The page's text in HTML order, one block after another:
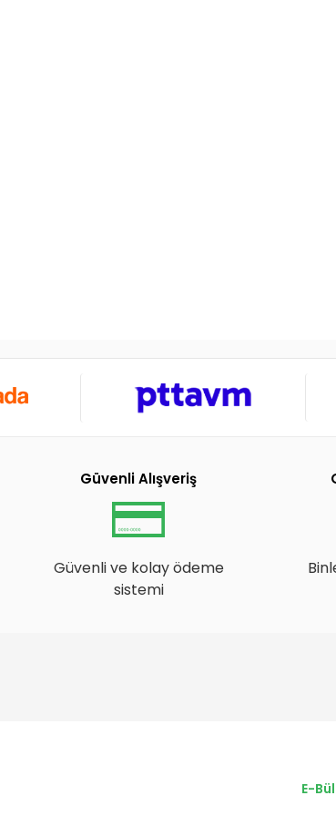
Güvenli Alışveriş
Güvenli ve kolay ödeme
sistemi
E-